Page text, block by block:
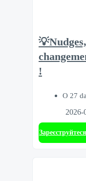
!
О 27
2026-